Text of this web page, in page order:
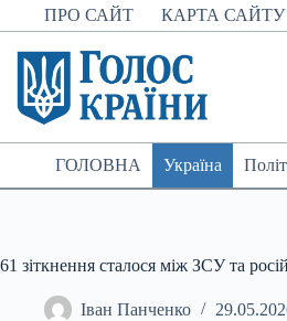
Перейти
до
вмісту
ПРО САЙТ КАРТА САЙТУ
ГОЛОВНА Україна
61 зіткнення сталося між ЗСУ та
Іван Панченко